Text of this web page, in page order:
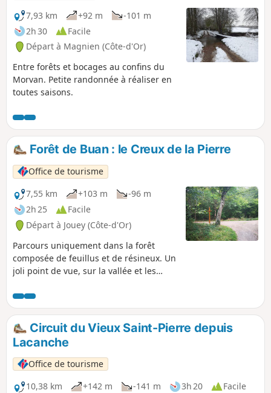
7,93 km
+92 m
-101 m
2h 30
Facile
Départ à Magnien (Côte-d'Or)
Entre forêts et bocages au confins du
Morvan. Petite randonnée à réaliser en
toutes saisons.
Forêt de Buan : le Creux de la Pierre
Office de tourisme
7,55 km
+103 m
-96 m
2h 25
Facile
Départ à Jouey (Côte-d'Or)
Parcours uniquement dans la forêt
composée de feuillus et de résineux. Un
joli point de vue, sur la vallée et les
Blangey, se trouve sur votre
parcours.Attention en période de
chasse (septembre à février) lorsque
vous passez à proximité des cabanes de
chasse !
Circuit du Vieux Saint-Pierre depuis
Lacanche
Office de tourisme
10,38 km
+142 m -141 m 3h 20
Facile